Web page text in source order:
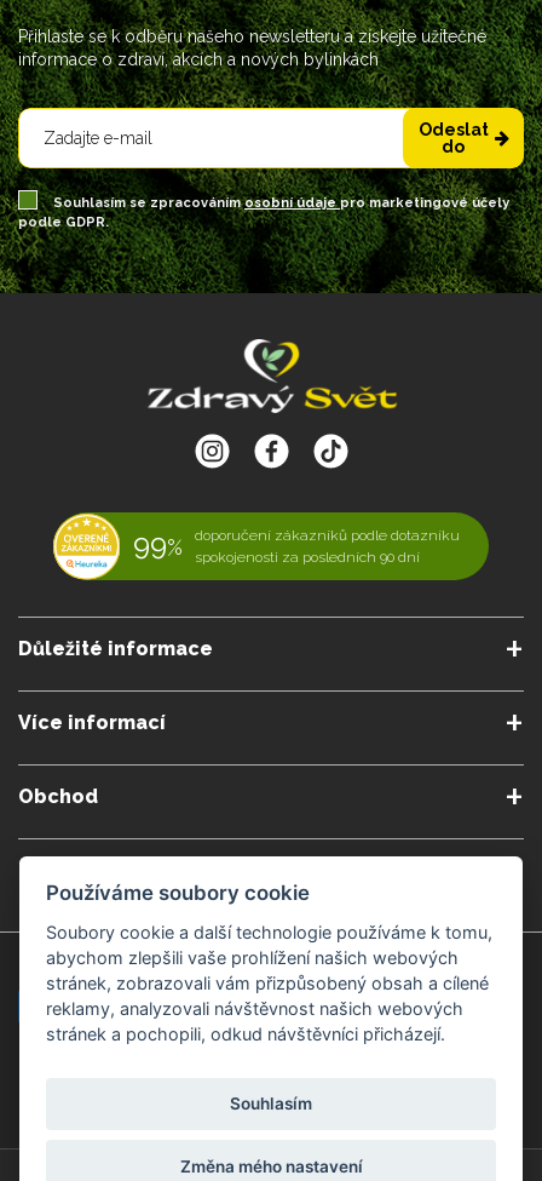
Přihlaste se k odběru našeho newsletteru a získejte užitečné
informace o zdraví, akcích a nových bylinkách
Odeslat
do
Souhlasím se zpracovánímosobní údajepro marketingové účely
podle GDPR.
99%
doporučení zákazníků podle dotazníku
spokojenosti za posledních 90 dní
Důležité informace
Zásady ochrany osobních
Nastavení souborů cookie
Více informací
Gemmoterapie
Obchod
Nakupujte bezpečně Velkoobchod
Kamenné obchody
Považská Bystrica v Kauflandu Považská Bystrica Mpark
Žilina Čadca
Záruka kvality
Používáme soubory cookie
Soubory cookie a další technologie používáme k tomu,
abychom zlepšili vaše prohlížení našich webových
stránek, zobrazovali vám přizpůsobený obsah a cílené
reklamy, analyzovali návštěvnost našich webových
stránek a pochopili, odkud návštěvníci přicházejí.
Souhlasím
Změna mého nastavení